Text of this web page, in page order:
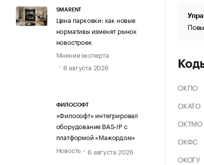
SMARENT
Цена парковки: как новые
нормативы изменят рынок
новостроек
Мнение эксперта
6 августа 2026
ФИЛОСОФТ
«Философт» интегрировал
оборудование BAS-IP с
платформой «Мажордом»
Новость
6 августа 2026
ОКПО
ОКАТО
ОКТМО
ОКФС
ОКОГУ